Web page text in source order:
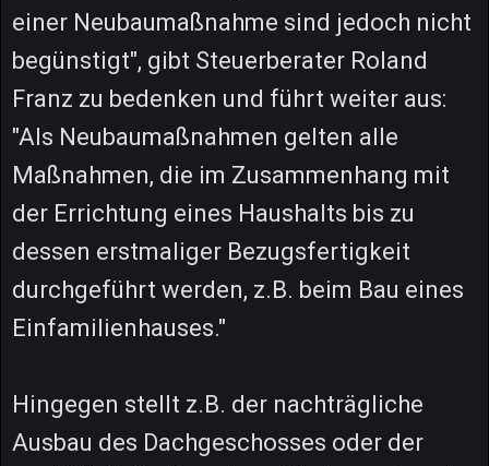
einer Neubaumaßnahme sind jedoch nicht
begünstigt", gibt Steuerberater Roland
Franz zu bedenken und führt weiter aus:
"Als Neubaumaßnahmen gelten alle
Maßnahmen, die im Zusammenhang mit
der Errichtung eines Haushalts bis zu
dessen erstmaliger Bezugsfertigkeit
durchgeführt werden, z.B. beim Bau eines
Einfamilienhauses."
Hingegen stellt z.B. der nachträgliche
Ausbau des Dachgeschosses oder der